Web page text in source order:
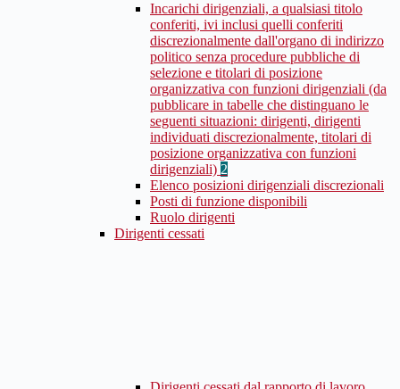
Incarichi dirigenziali, a qualsiasi titolo
conferiti, ivi inclusi quelli conferiti
discrezionalmente dall'organo di indirizzo
politico senza procedure pubbliche di
selezione e titolari di posizione
organizzativa con funzioni dirigenziali (da
pubblicare in tabelle che distinguano le
seguenti situazioni: dirigenti, dirigenti
individuati discrezionalmente, titolari di
posizione organizzativa con funzioni
dirigenziali) 2
Elenco posizioni dirigenziali discrezionali
Posti di funzione disponibili
Ruolo dirigenti
Dirigenti cessati